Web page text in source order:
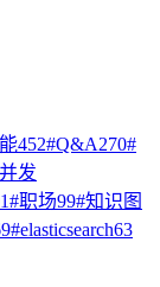
452#Q&A270#
发
#职场99#知识图
#elasticsearch63